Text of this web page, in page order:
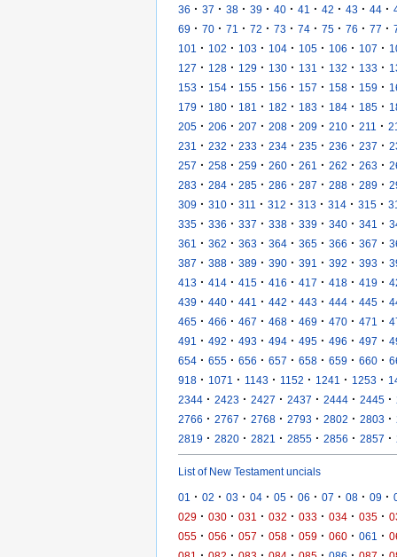
36 · 37 · 38 · 39 · 40 · 41 · 42 · 43 · 44 ·
69 · 70 · 71 · 72 · 73 · 74 · 75 · 76 · 77 ·
101
· 102 · 103 · 104 · 105 · 106 · 107 ·
127 · 128 · 129 · 130 · 131 · 132 · 133 ·
153 · 154 · 155 · 156 · 157 · 158 · 159 ·
179 · 180 · 181 · 182 · 183 · 184 · 185 ·
205 · 206 · 207 · 208 · 209 · 210 · 211 ·
231
· 232 · 233 · 234 · 235 · 236 · 237 ·
257 · 258 · 259 · 260 · 261 · 262 · 263 ·
283 · 284 · 285 · 286 · 287 · 288 · 289 ·
309 · 310 · 311 · 312 · 313 · 314 · 315 ·
335 · 336 · 337 · 338 · 339 · 340 · 341 ·
361
· 362 · 363 · 364 · 365 · 366 · 367 ·
387 · 388 · 389 · 390 · 391 · 392 · 393 ·
413 · 414 · 415 · 416 · 417 · 418 · 419 ·
439 · 440 · 441 · 442 · 443 · 444 · 445 ·
465 · 466 · 467 · 468 · 469 · 470 · 471 ·
491
· 492 · 493 · 494 · 495 · 496 · 497 ·
654 · 655 · 656 · 657 · 658 · 659 · 660 ·
918 · 1071 · 1143 · 1152 · 1241 · 1253 ·
2344 · 2423 · 2427 · 2437 · 2444 · 2445 ·
2766 · 2767 · 2768 · 2793 · 2802 · 2803 ·
2819 · 2820 · 2821 · 2855 · 2856 · 2857 ·
List of New Testament uncials
01 · 02 · 03 · 04 · 05 · 06 · 07 · 08 · 09 ·
029 · 030 · 031 · 032 · 033 · 034 · 035 ·
055 · 056 · 057 · 058 · 059 · 060 · 061 ·